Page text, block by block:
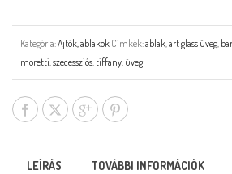
Kategória:Ajtók, ablakok Címkék:ablak,art glass üveg,
moretti,szecessziós, tiffany, üveg
LEÍRÁS TOVÁBBI INFORMÁCIÓK